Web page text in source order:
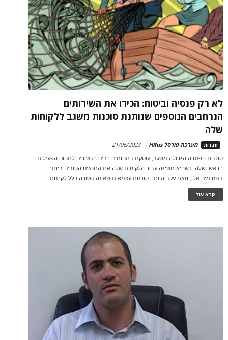
לא רק פנסיה וביטוח: הכירו את השירותים
הנרחבים הנוספים שנותנת סוכנות משגב ללקוחות
שלה
חברות מערכת פורטל HRus -
21/06/2023
סוכנות הפנסיה הגדולה משגב, עוסקת בתחומים רבים הקשורים לתחום הפעילות
הראשי שלה, כשהיא משיגה עבור הלקוחות שלה את התנאים הטובים ביותר
בתחומים אלו, וזאת עקב היותה סוכנות עצמאית שאינה קשורה כלל לקרנות...
קרא עוד